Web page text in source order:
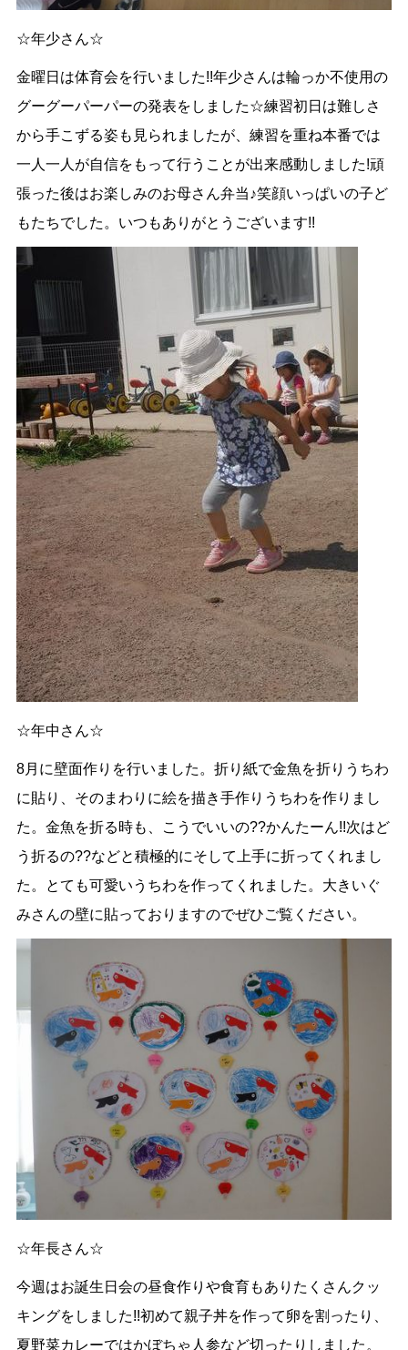
☆年少さん☆
金曜日は体育会を行いました!!年少さんは輪っか不使用の
グーグーパーパーの発表をしました☆練習初日は難しさ
から手こずる姿も見られましたが、練習を重ね本番では
一人一人が自信をもって行うことが出来感動しました!頑
張った後はお楽しみのお母さん弁当♪笑顔いっぱいの子ど
もたちでした。いつもありがとうございます!!
☆年中さん☆
8月に壁面作りを行いました。折り紙で金魚を折りうちわ
に貼り、そのまわりに絵を描き手作りうちわを作りまし
た。金魚を折る時も、こうでいいの??かんたーん!!次はど
う折るの??などと積極的にそして上手に折ってくれまし
た。とても可愛いうちわを作ってくれました。大きいぐ
みさんの壁に貼っておりますのでぜひご覧ください。
☆年長さん☆
今週はお誕生日会の昼食作りや食育もありたくさんクッ
キングをしました!!初めて親子丼を作って卵を割ったり、
夏野菜カレーではかぼちゃ人参など切ったりしました。